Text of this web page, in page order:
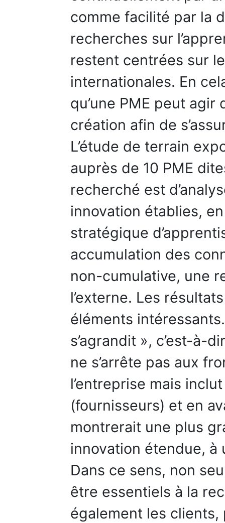
comme facilité par la
recherches sur
restent centrées sur
internationales. En
qu’une PME peut
création afin de
L’étude de terrain
auprès de 10 PME
recherché est
innovation établies,
stratégique
accumulation des
non-cumulative, une
l’externe. Les
éléments
s’agrandit », c’est-à-
ne s’arrête pas aux
l’entreprise mais
(fournisseurs) et en
montrerait une plus
innovation étendue, à
Dans ce sens, non
être essentiels à la
également les